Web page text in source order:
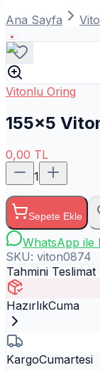
Ana Sayfa
Vitonlu Oring
155x5
0,00 TL
1
Sepete Ekle
WhatsApp ile
SKU: viton0874
Tahmini Teslimat
HazırlıkCuma
KargoCumartesi